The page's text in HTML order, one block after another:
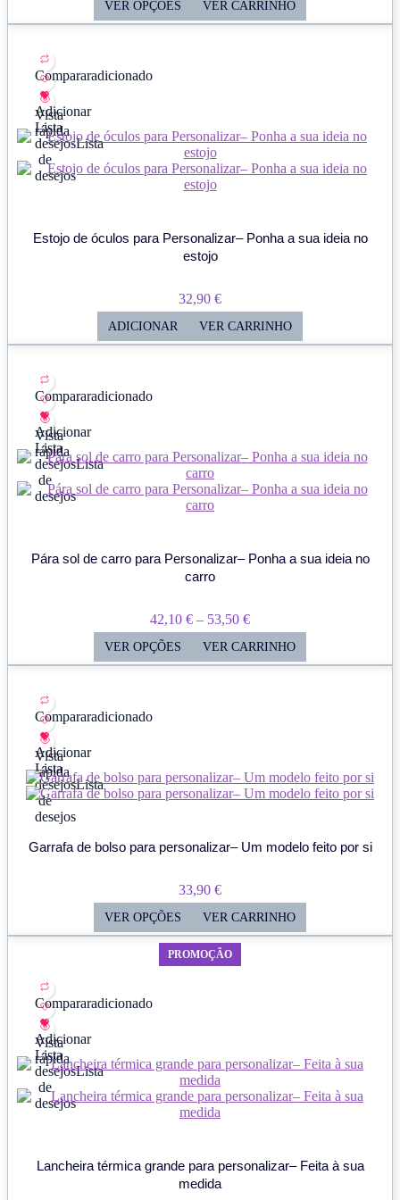
28,40 €
VER OPÇÕES VER CARRINHO
Compararadicionado
Adicionar
Lista
desejosLista
de
desejos
Vista
rápida
Estojo de óculos para Personalizar– Ponha a sua ideia no
estojo
32,90 €
ADICIONAR VER CARRINHO
Compararadicionado
Adicionar
Lista
desejosLista
de
desejos
Vista
rápida
Pára sol de carro para Personalizar– Ponha a sua ideia no
carro
42,10 € – 53,50 €Price
Range:
42,10 €
VER OPÇÕES VER CARRINHO
Compararadicionado
Adicionar
Lista
desejosLista
de
desejos
Vista
rápida
Garrafa de bolso para personalizar– Um modelo feito por si
33,90 €
VER OPÇÕES VER CARRINHO
PROMOÇÃO
Compararadicionado
Adicionar
Lista
desejosLista
de
desejos
Vista
rápida
Lancheira térmica grande para personalizar– Feita à sua
medida